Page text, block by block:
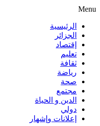
Menu
الرئيسية
الجزائر
إقتصاد
تعليم
ثقافة
رياضة
صحة
مجتمع
الدين و الحياة
دولي
إعلانات وإشهار